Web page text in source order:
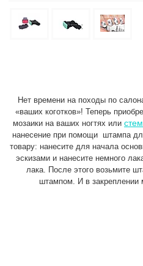
Нет времени на походы по
«ваших коготков»! Теперь
мозаики на ваших ногтях или
нанесение при помощи штампа
товару: нанесите для начала
эскизами и нанесите немного
лака. После этого возьмите
штампом. И в закреплении